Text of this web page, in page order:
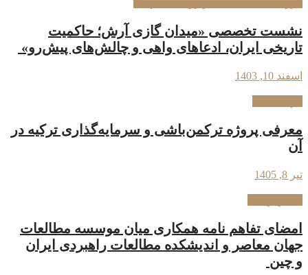
نشست تخصصی «میدان گازی آرش؛ حاکمیت
تاریخی ایران، ادعاهای واهی و چالش‌های پیش‌رو»
اسفند 10, 1403
معرفی پروژه ترکمن‌باشی و سرمایه‌گذاری ترکیه در
آن
تیر 8, 1405
امضای تفاهم نامه همکاری میان موسسه مطالعات
جهان معاصر و اندیشکده مطالعات راهبردی ایران
و چین